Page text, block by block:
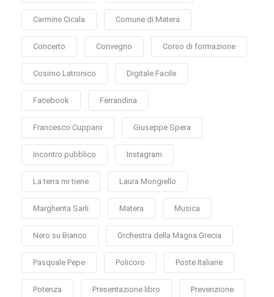
Carmine Cicala Comune di Matera
Concerto Convegno Corso di formazione
Cosimo Latronico Digitale Facile
Facebook Ferrandina
Francesco Cupparo Giuseppe Spera
Incontro pubblico Instagram
La terra mi tiene Laura Mongiello
Margherita Sarli Matera Musica
Nero su Bianco Orchestra della Magna Grecia
Pasquale Pepe Policoro Poste Italiane
Potenza Presentazione libro Prevenzione